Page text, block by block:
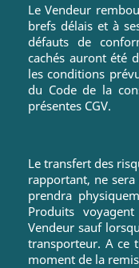
Le Vendeur
brefs délais et à
défauts de
cachés auront été
les conditions
du Code de la
présentes CGV.
Le transfert des
rapportant, ne
prendra
Produits
Vendeur sauf
transporteur. A ce
moment de la